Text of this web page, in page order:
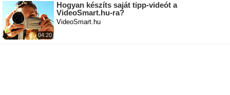
04:20
Hogyan készíts saját tipp-videót a
VideoSmart.hu-ra?
VideoSmart.hu